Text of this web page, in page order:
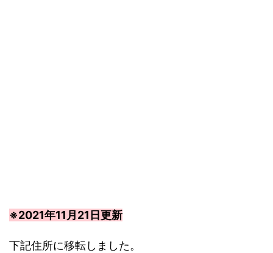
※2021年11月21日更新
下記住所に移転しました。